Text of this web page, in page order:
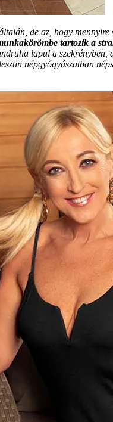
de az, hogy
tartozik a
lapul a szekrényben,
népgyógyászatban